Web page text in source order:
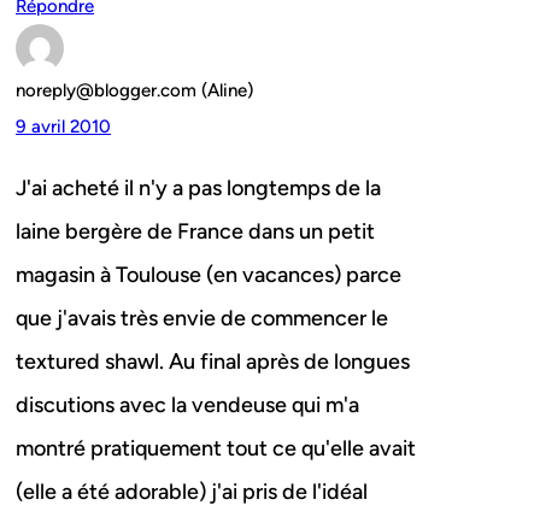
Répondre
noreply@blogger.com (Aline)
9 avril 2010
J'ai acheté il n'y a pas longtemps de la
laine bergère de France dans un petit
magasin à Toulouse (en vacances) parce
que j'avais très envie de commencer le
textured shawl. Au final après de longues
discutions avec la vendeuse qui m'a
montré pratiquement tout ce qu'elle avait
(elle a été adorable) j'ai pris de l'idéal